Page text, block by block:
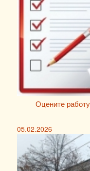
Оцените
05.02.2026